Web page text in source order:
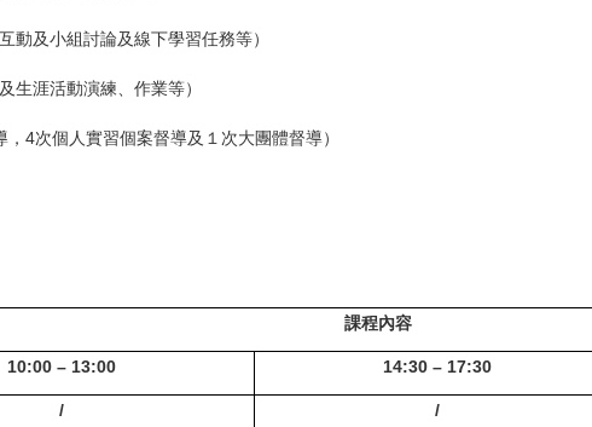
動及小組討論及線下學習任務等）
生涯活動演練、作業等）
4次個人實習個案督導及１次大團體督導）
課程內容
10:00 – 13:00 14:30 – 17:30
/ /